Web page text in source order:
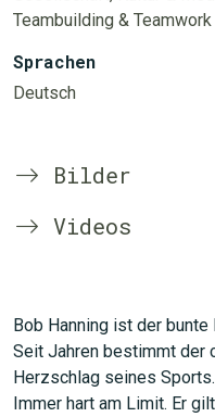
Teambuilding & Teamwork
Sprachen
Deutsch
Bilder
Videos
Bob Hanning ist der
Seit Jahren bestimmt der
Herzschlag seines
Immer hart am Limit. Er